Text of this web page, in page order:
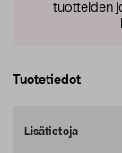
tuotteiden
Tuotetiedot
Lisätietoja